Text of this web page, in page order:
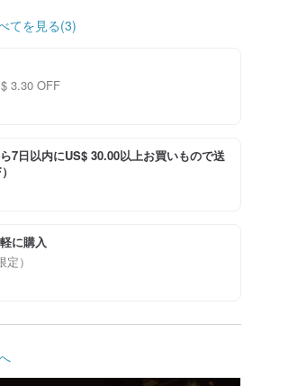
てを見る(3)
3.30 OFF
7日以内にUS$ 30.00以上お買いもので送
に購入
）